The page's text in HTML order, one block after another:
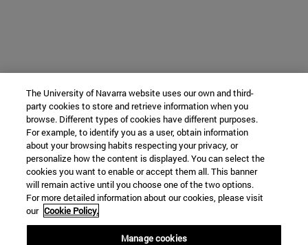
The University of Navarra website uses our own and third-
party cookies to store and retrieve information when you
browse. Different types of cookies have different purposes.
For example, to identify you as a user, obtain information
about your browsing habits respecting your privacy, or
personalize how the content is displayed. You can select the
cookies you want to enable or accept them all. This banner
will remain active until you choose one of the two options.
For more detailed information about our cookies, please visit
our Cookie Policy.
Manage cookies